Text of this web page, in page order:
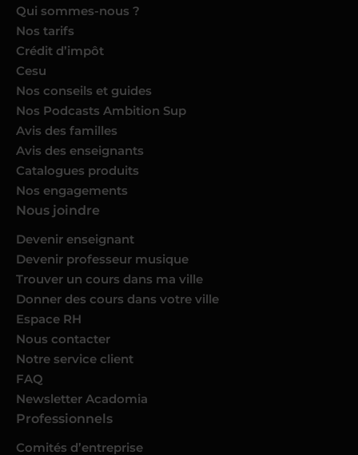
Qui sommes-nous ?
Nos tarifs
Crédit d’impôt
Cesu
Nos conseils et guides
Nos Podcasts Ambition Sup
Avis des familles
Avis des enseignants
Catalogues produits
Nos engagements
Nous joindre
Devenir enseignant
Devenir professeur musique
Trouver un cours dans ma ville
Donner des cours dans votre ville
Espace RH
Nous contacter
Notre service client
FAQ
Newsletter Acadomia
Professionnels
Comités d’entreprise